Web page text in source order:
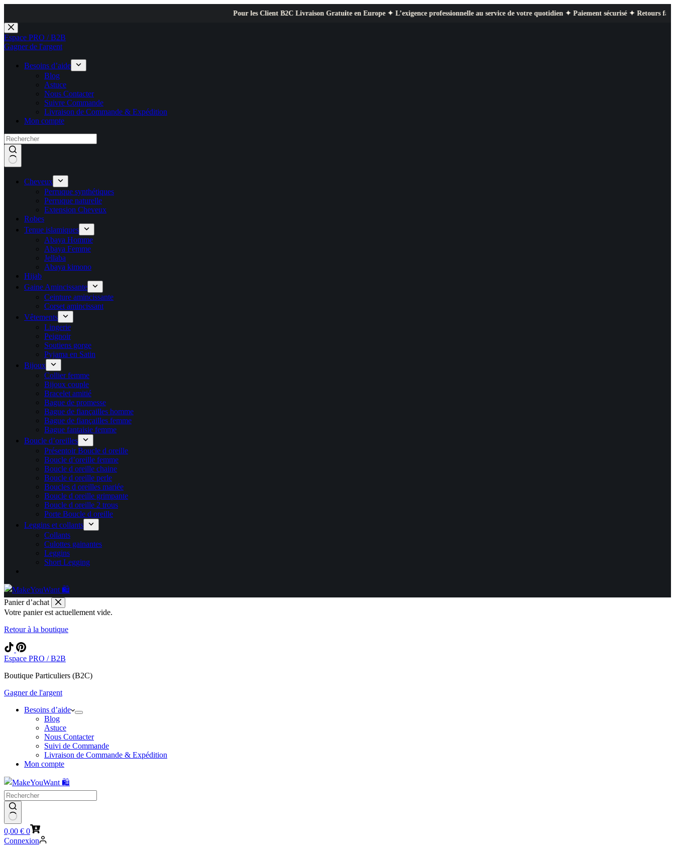
Pour les Client B2C Livraison Gratuite en Europe ✦ L’exigence professionnelle au service de votre quotidien ✦ Paiement sécurisé ✦ Retours faciles
Passer
au
contenu
Espace PRO / B2B
Gagner de l'argent
Besoins d’aide
Blog
Astuce
Nous Contacter
Suivre Commande
Livraison de Commande & Expédition
Mon compte
Cheveux
Perruque synthétiques
Perruque naturelle
Extension Cheveux
Robes
Tenue islamiques
Abaya Homme
Abaya Femme
Jellaba
Abaya kimono
Hijab
Gaine Amincissante
Ceinture amincissante
Corset amincissant
Vêtements
Lingerie
Peignoir
Soutiens gorge
Pyjama en Satin
Bijoux
Collier femme
Bijoux couple
Bracelet amitié
Bague de promesse
Bague de fiançailles homme
Bague de fiançailles femme
Bague fantaisie femme
Boucle d’oreilles
Présentoir Boucle d oreille
Boucle d’oreille femme
Boucle d oreille chaine
Boucle d oreille perle
Boucles d oreilles mariée
Boucle d oreille grimpante
Boucle d oreille 2 trous
Porte Boucle d oreille
Leggins et collants
Collants
Culottes gainantes
Leggins
Short Legging
Panier d’achat
Votre panier est actuellement vide.
Retour à la boutique
Espace PRO / B2B
Boutique Particuliers (B2C)
Gagner de l'argent
Besoins d’aide
Blog
Astuce
Nous Contacter
Suivi de Commande
Livraison de Commande & Expédition
Mon compte
Panier
d’achat
0,00 € 0
Connexion